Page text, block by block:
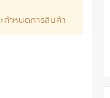
ำหนดการสินค้า